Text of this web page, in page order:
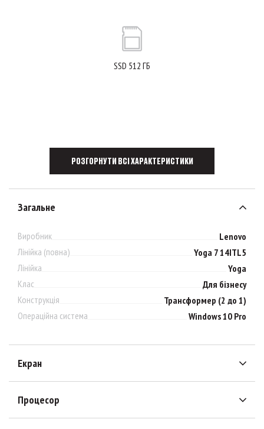
SSD 512 ГБ
РОЗГОРНУТИ ВСІ ХАРАКТЕРИСТИКИ
Загальне
Виробник
Lenovo
Лінійка (повна)
Yoga 7 14ITL5
Лінійка
Yoga
Клас
Для бізнесу
Конструкція
Трансформер (2 до 1)
Операційна система
Windows 10 Pro
Екран
Процесор